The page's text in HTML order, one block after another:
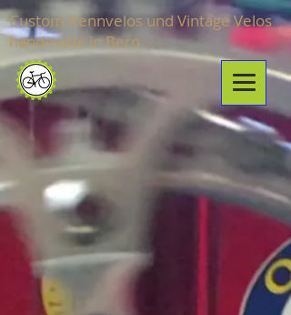
Custom Rennvelos und Vintage Velos
handmade in Bern